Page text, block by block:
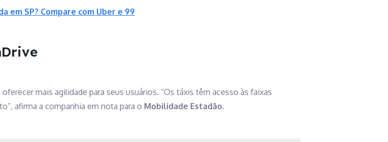
em SP? Compare com Uber e 99
mais agilidade para seus usuários. “Os táxis têm acesso às faixas
afirma a companhia em nota para o Mobilidade Estadão.